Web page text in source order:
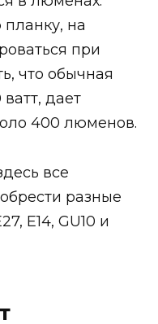
на
при
что обычная
дает
400 люменов.
все
разные
Е14, GU10 и